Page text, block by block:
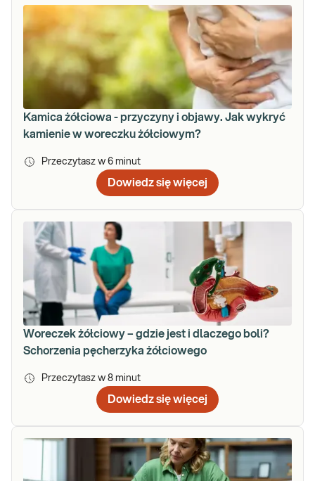
Kamica żółciowa - przyczyny i objawy. Jak wykryć
kamienie w woreczku żółciowym?
Przeczytasz w 6 minut
Dowiedz się więcej
Woreczek żółciowy – gdzie jest i dlaczego boli?
Schorzenia pęcherzyka żółciowego
Przeczytasz w 8 minut
Dowiedz się więcej